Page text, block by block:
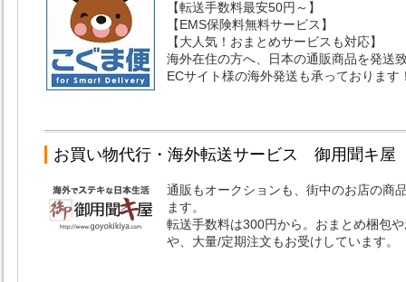
【転送手数料最安50円～】
【EMS保険料無料サービス】
【大人気！おまとめサービスも対応】
海外在住の方へ、日本の通販商品を発送
ECサイト様の海外発送も承っております
お買い物代行・海外転送サービス 御用聞キ屋
通販もオークションも、街中のお店の商
ます。
転送手数料は300円から。おまとめ梱包
や、大量/定期注文もお受けしています。